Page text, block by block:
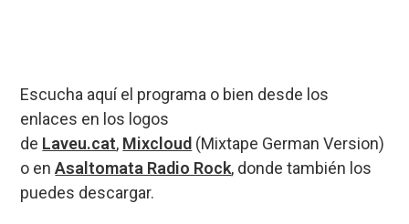
Escucha aquí el programa o bien desde los
enlaces en los logos
de Laveu.cat, Mixcloud (Mixtape German Version)
o enAsaltomata Radio Rock, donde también los
puedes descargar.